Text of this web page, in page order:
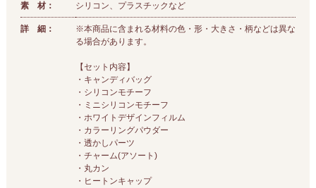
素 材： シリコン、プラスチックなど
詳 細：
※本商品に含まれる材料の色・形・大きさ・柄などは異な
る場合があります。
【セット内容】
・キャンディバッグ
・シリコンモチーフ
・ミニシリコンモチーフ
・ホワイトデザインフィルム
・カラーリングパウダー
・透かしパーツ
・チャーム(アソート)
・丸カン
・ヒートンキャップ